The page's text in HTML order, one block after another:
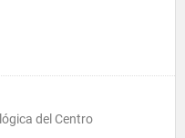
del Centro